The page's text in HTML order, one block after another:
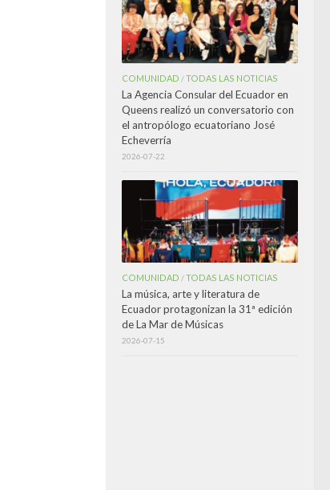
COMUNIDAD /TODAS LAS NOTICIAS
La Agencia Consular del Ecuador en
Queens realizó un conversatorio con
el antropólogo ecuatoriano José
Echeverría
2026-07-22
COMUNIDAD /TODAS LAS NOTICIAS
La música, arte y literatura de
Ecuador protagonizan la 31ª edición
de La Mar de Músicas
2026-07-15